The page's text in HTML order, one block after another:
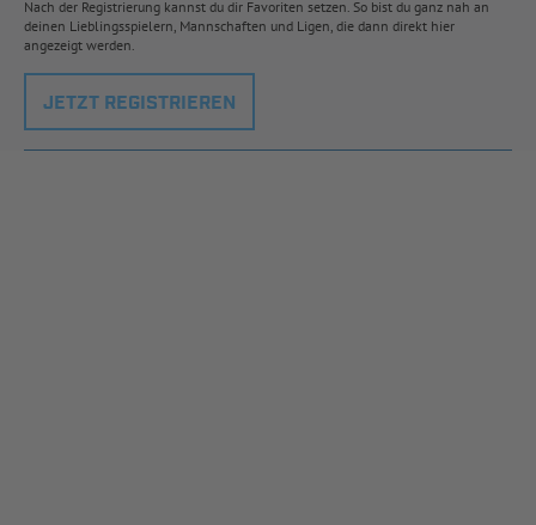
Nach der Registrierung kannst du dir Favoriten setzen. So bist du ganz nah an
deinen Lieblingsspielern, Mannschaften und Ligen, die dann direkt hier
angezeigt werden.
JETZT REGISTRIEREN